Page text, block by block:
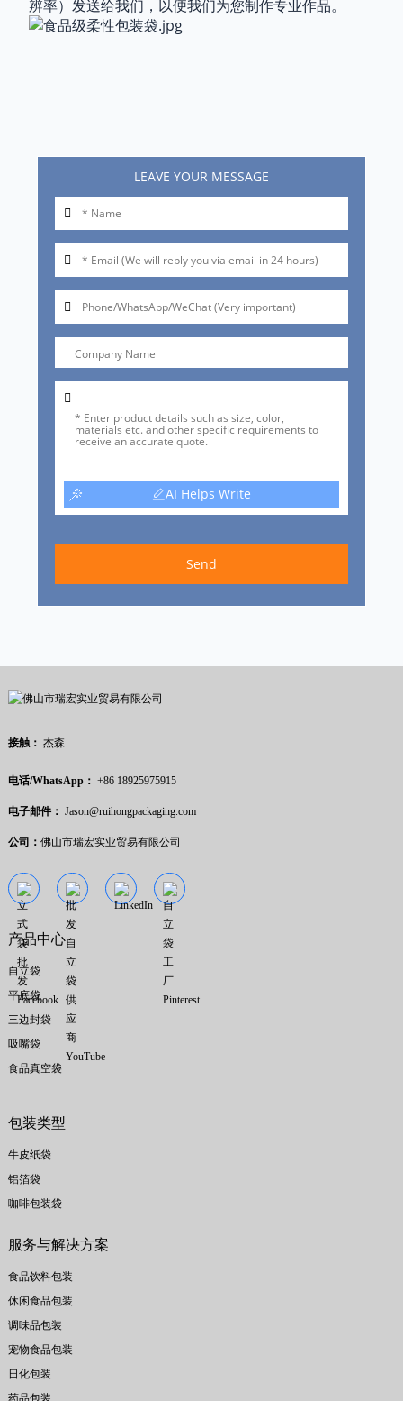
辨率）发送给我们，以便我们为您制作专业作品。
LEAVE YOUR MESSAGE
AI Helps Write
Send
接触： 杰森
电话/WhatsApp： +86 18925975915
电子邮件： Jason@ruihongpackaging.com
公司： 佛山市瑞宏实业贸易有限公司
产品中心
自立袋
平底袋
三边封袋
吸嘴袋
食品真空袋
包装类型
牛皮纸袋
铝箔袋
咖啡包装袋
服务与解决方案
食品饮料包装
休闲食品包装
调味品包装
宠物食品包装
日化包装
药品包装